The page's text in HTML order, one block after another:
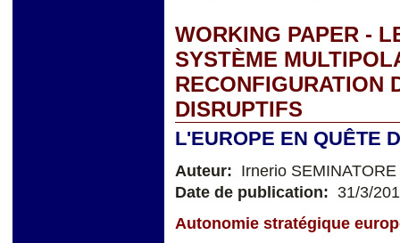
WORKING PAPER -
SYSTÈME
RECONFIGURATION
DISRUPTIFS
L'EUROPE EN QUÊTE
Auteur: Irnerio SEMINATORE
Date de publication: 31/3/
Autonomie stratégique